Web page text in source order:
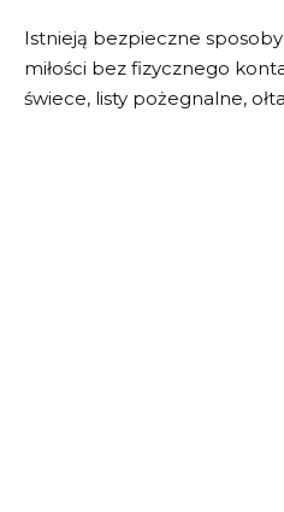
Istnieją bezpieczne
miłości bez fizycznego
świece, listy pożegnalne,